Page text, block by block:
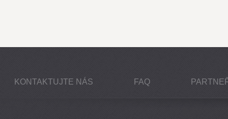
KONTAKTUJTE NÁS FAQ